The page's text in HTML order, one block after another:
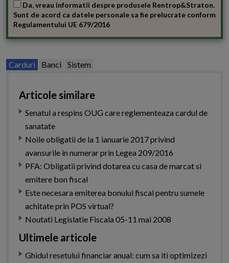
Da, vreau informatii despre produsele Rentrop&Straton.
Sunt de acord ca datele personale sa fie prelucrate conform
Regulamentului UE 679/2016
Carduri Banci Sistem
Articole similare
Senatul a respins OUG care reglementeaza cardul de
sanatate
Noile obligatii de la 1 ianuarie 2017 privind
avansurile in numerar prin Legea 209/2016
PFA: Obligatii privind dotarea cu casa de marcat si
emitere bon fiscal
Este necesara emiterea bonului fiscal pentru sumele
achitate prin POS virtual?
Noutati Legislatie Fiscala 05-11 mai 2008
Ultimele articole
Ghidul resetului financiar anual: cum sa iti optimizezi